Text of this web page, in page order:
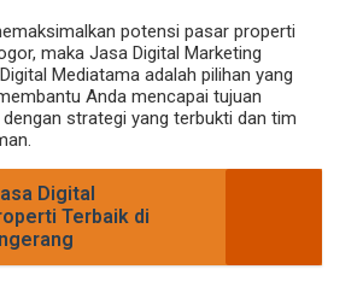
potensi pasar properti
maka Jasa Digital Marketing
Mediatama adalah pilihan yang
Anda mencapai tujuan
strategi yang terbukti dan tim
Digital
Terbaik di